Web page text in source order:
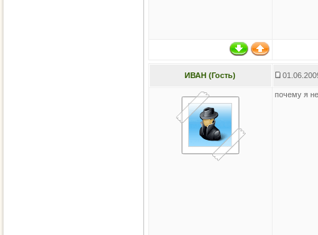
ИВАН (Гость)
почему я